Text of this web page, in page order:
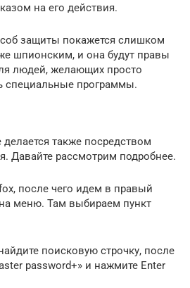
на его действия.
защиты покажется слишком
шпионским, и она будут правы
людей, желающих просто
специальные программы.
также посредством
Давайте рассмотрим подробнее.
после чего идем в правый
меню. Там выбираем пункт
поисковую строчку, после
password+» и нажмите Enter